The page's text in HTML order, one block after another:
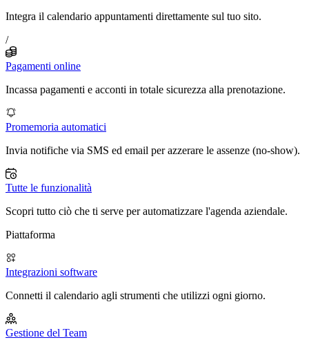
Integra il calendario appuntamenti direttamente sul tuo sito.
/
Pagamenti online
Incassa pagamenti e acconti in totale sicurezza alla prenotazione.
Promemoria automatici
Invia notifiche via SMS ed email per azzerare le assenze (no-show).
Tutte le funzionalità
Scopri tutto ciò che ti serve per automatizzare l'agenda aziendale.
Piattaforma
Integrazioni software
Connetti il calendario agli strumenti che utilizzi ogni giorno.
Gestione del Team